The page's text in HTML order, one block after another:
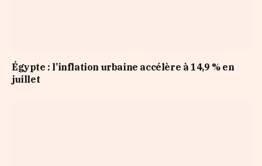
Égypte : l’inflation urbaine accélère à 14,9 % en
juillet